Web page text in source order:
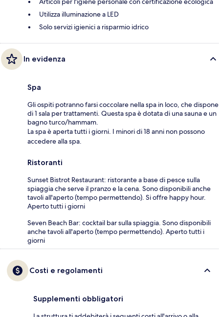
Utilizza illuminazione a LED
Solo servizi igienici a risparmio idrico
In evidenza
Spa
Gli ospiti potranno farsi coccolare nella spa in loco, che dispone
di 1 sala per trattamenti. Questa spa è dotata di una sauna e un
bagno turco/hammam.
La spa è aperta tutti i giorni. I minori di 18 anni non possono
accedere alla spa.
Ristoranti
Sunset Bistrot Restaurant: ristorante a base di pesce sulla
spiaggia che serve il pranzo e la cena. Sono disponibili anche
tavoli all'aperto (tempo permettendo). Si offre happy hour.
Aperto tutti i giorni
Seven Beach Bar: cocktail bar sulla spiaggia. Sono disponibili
anche tavoli all'aperto (tempo permettendo). Aperto tutti i
giorni
Costi e regolamenti
Supplementi obbligatori